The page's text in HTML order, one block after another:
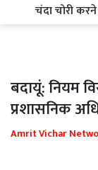
चंदा चोरी
बदायूं: नियम
प्रशासनिक
Amrit Vichar